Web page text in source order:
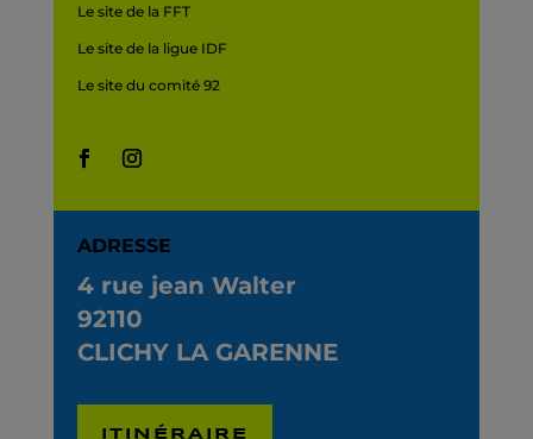
Le site de la FFT
Le site de la ligue IDF
Le site du comité 92
ADRESSE
4 rue jean Walter
92110
CLICHY LA GARENNE
ITINÉRAIRE